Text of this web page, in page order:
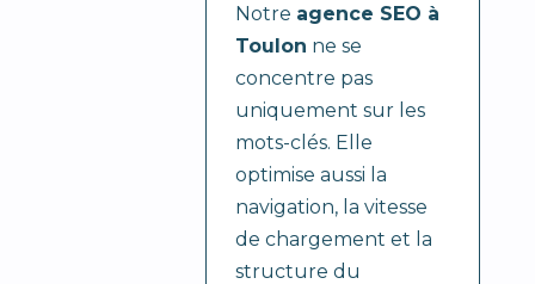
Notre agence SEO à
Toulon ne se
concentre pas
uniquement sur les
mots-clés. Elle
optimise aussi la
navigation, la vitesse
de chargement et la
structure du